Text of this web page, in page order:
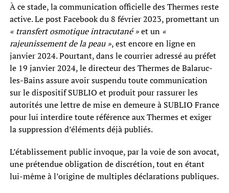
À ce stade, la communication officielle des Thermes reste
active. Le post Facebook du 8 février 2023, promettant un
« transfert osmotique intracutané »et un «
rajeunissement de la peau », est encore en ligne en
janvier 2024. Pourtant, dans le courrier adressé au préfet
le 19 janvier 2024, le directeur des Thermes de Balaruc-
les-Bains assure avoir suspendu toute communication
sur le dispositif SUBLIO et produit pour rassurer les
autorités une lettre de mise en demeure à SUBLIO France
pour lui interdire toute référence aux Thermes et exiger
la suppression d’éléments déjà publiés.
L’établissement public invoque, par la voie de son avocat,
une prétendue obligation de discrétion, tout en étant
lui-même à l’origine de multiples déclarations publiques.